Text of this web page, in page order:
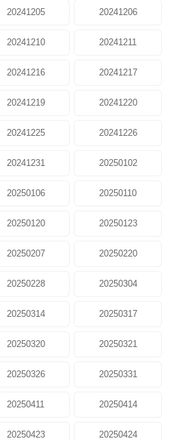
20241205 20241206
20241210 20241211
20241216 20241217
20241219 20241220
20241225 20241226
20241231 20250102
20250106 20250110
20250120 20250123
20250207 20250220
20250228 20250304
20250314 20250317
20250320 20250321
20250326 20250331
20250411 20250414
20250423 20250424